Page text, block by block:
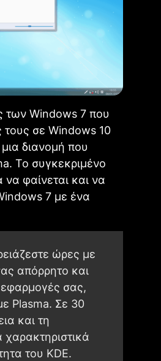
των Windows 7 που
τους σε Windows 10
διανομή που
Το συγκεκριμένο
να φαίνεται και να
7 με ένα
ώρες με
απόρρητο και
εφαρμογές σας,
Plasma. Σε 30
και τη
του KDE.